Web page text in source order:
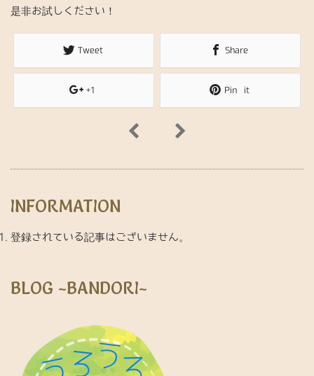
是非お試しください！
Tweet Share
+1 Pin it
INFORMATION
登録されている記事はございません。
BLOG ~BANDORI~